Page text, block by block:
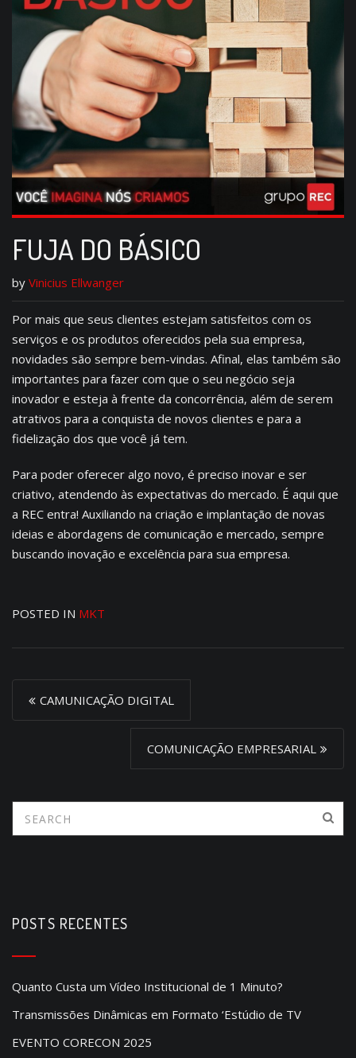
FUJA DO BÁSICO
by Vinicius Ellwanger
Por mais que seus clientes estejam satisfeitos com os
serviços e os produtos oferecidos pela sua empresa,
novidades são sempre bem-vindas. Afinal, elas também são
importantes para fazer com que o seu negócio seja
inovador e esteja à frente da concorrência, além de serem
atrativos para a conquista de novos clientes e para a
fidelização dos que você já tem.
Para poder oferecer algo novo, é preciso inovar e ser
criativo, atendendo às expectativas do mercado. É aqui que
a REC entra! Auxiliando na criação e implantação de novas
ideias e abordagens de comunicação e mercado, sempre
buscando inovação e excelência para sua empresa.
POSTED IN MKT
o
n
a
t
i
o
n
CAMUNICAÇÃO DIGITAL
COMUNICAÇÃO EMPRESARIAL
POSTS RECENTES
Quanto Custa um Vídeo Institucional de 1 Minuto?
Transmissões Dinâmicas em Formato ‘Estúdio de TV
EVENTO CORECON 2025